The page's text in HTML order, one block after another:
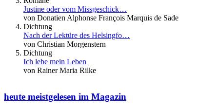
Justine oder vom Missgeschick…
von Donatien Alphonse François Marquis de Sade
Dichtung
Nach der Lektüre des Helsingfo…
von Christian Morgenstern
Dichtung
Ich lebe mein Leben
von Rainer Maria Rilke
heute meistgelesen im Magazin